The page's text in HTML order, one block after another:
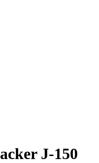
J-150